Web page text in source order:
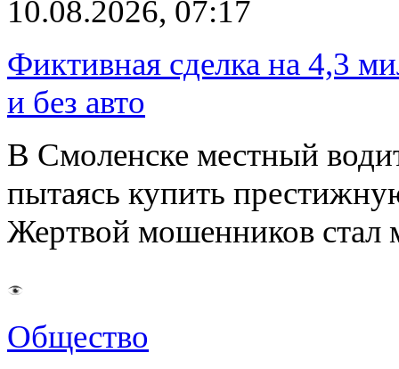
10.08.2026, 07:17
Фиктивная сделка на 4,3
и без авто
В Смоленске местный
пытаясь купить
Жертвой мошенников
Общество